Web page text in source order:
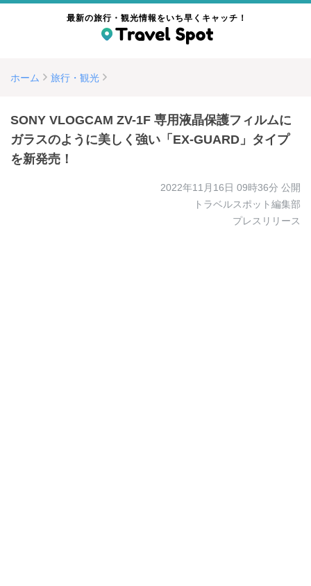
最新の旅行・観光情報をいち早くキャッチ！
ホーム 旅行・観光
SONY VLOGCAM ZV-1F 専用液晶保護フィルムに
ガラスのように美しく強い「EX-GUARD」タイプ
を新発売！
2022年11月16日 09時36分 公開
トラベルスポット編集部
プレスリリース